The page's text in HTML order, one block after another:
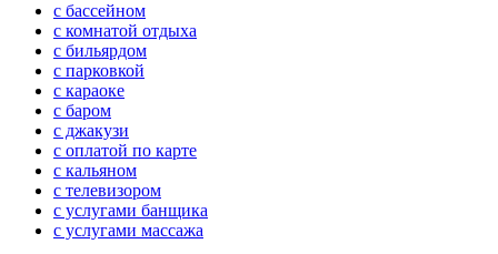
с бассейном
с комнатой отдыха
с бильярдом
с парковкой
с караоке
с баром
с джакузи
с оплатой по карте
с кальяном
с телевизором
с услугами банщика
с услугами массажа